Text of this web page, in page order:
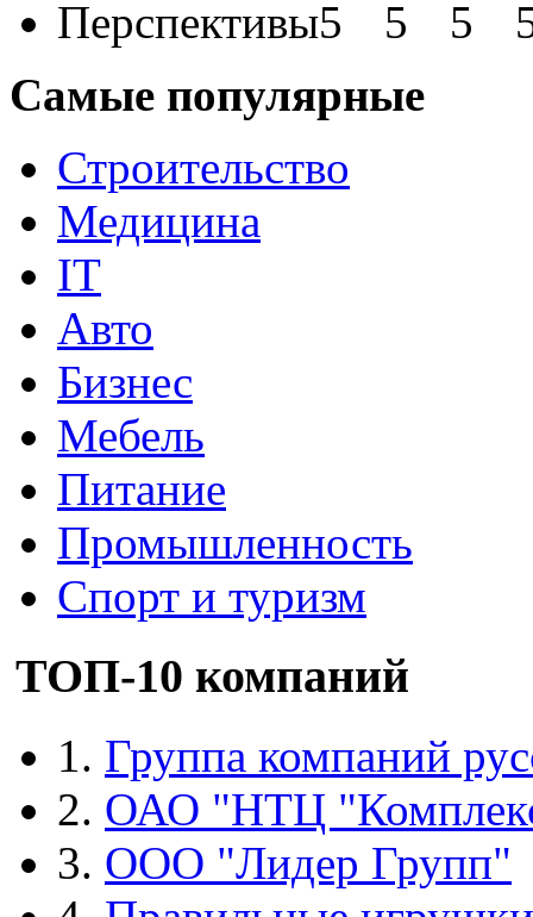
Перспективы
Самые популярные
Строительство
Медицина
IT
Авто
Бизнес
Мебель
Питание
Промышленность
Спорт и туризм
ТОП-10 компаний
1. Группа компаний
2. ОАО "НТЦ
3. ООО "Лидер Групп"